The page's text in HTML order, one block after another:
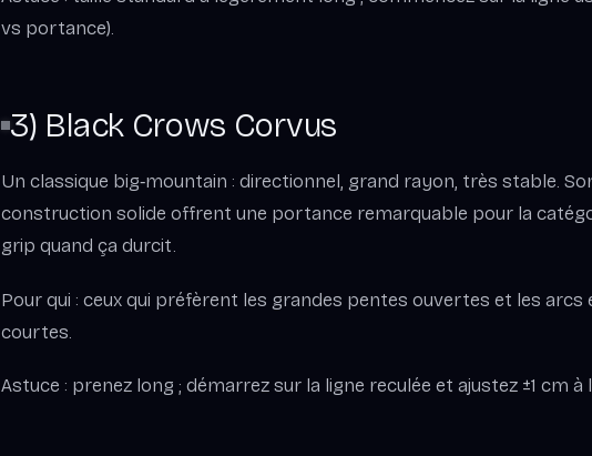
vs portance).
3) Black Crows Corvus
Un classique big‑mountain : directionnel, grand rayon, très stable.
construction solide offrent une portance remarquable pour la
grip quand ça durcit.
Pour qui : ceux qui préfèrent les grandes pentes ouvertes et les arcs
courtes.
Astuce : prenez long ; démarrez sur la ligne reculée et ajustez ±1 cm à